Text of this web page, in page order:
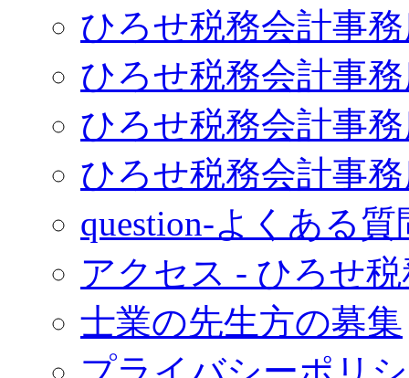
ひろせ税務会計事
ひろせ税務会計事
ひろせ税務会計事
ひろせ税務会計事
question-よくある質
アクセス - ひろせ
士業の先生方の募集